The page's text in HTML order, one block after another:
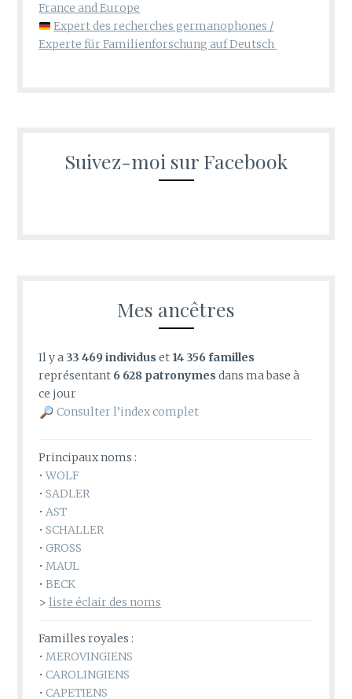
France and Europe
Expert des recherches germanophones /
Experte für Familienforschung auf Deutsch
Suivez-moi sur Facebook
Mes ancêtres
Il y a 33 469 individus et 14 356 familles
représentant 6 628 patronymes dans ma base à
ce jour
Consulter l’index complet
Principaux noms :
•WOLF
•SADLER
•AST
•SCHALLER
•GROSS
•MAUL
•BECK
>liste éclair des noms
Familles royales :
•MEROVINGIENS
•CAROLINGIENS
•CAPETIENS